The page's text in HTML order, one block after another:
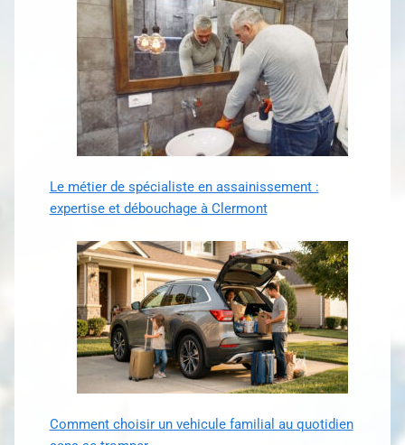
Le métier de spécialiste en assainissement :
expertise et débouchage à Clermont
Comment choisir un vehicule familial au quotidien